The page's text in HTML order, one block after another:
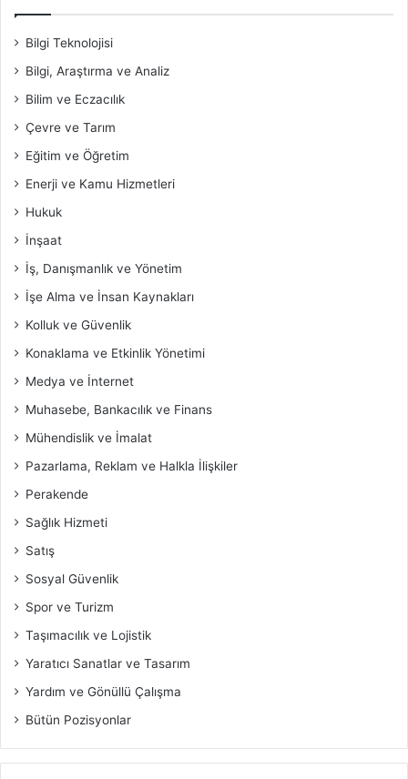
Bilgi Teknolojisi
Bilgi, Araştırma ve Analiz
Bilim ve Eczacılık
Çevre ve Tarım
Eğitim ve Öğretim
Enerji ve Kamu Hizmetleri
Hukuk
İnşaat
İş, Danışmanlık ve Yönetim
İşe Alma ve İnsan Kaynakları
Kolluk ve Güvenlik
Konaklama ve Etkinlik Yönetimi
Medya ve İnternet
Muhasebe, Bankacılık ve Finans
Mühendislik ve İmalat
Pazarlama, Reklam ve Halkla İlişkiler
Perakende
Sağlık Hizmeti
Satış
Sosyal Güvenlik
Spor ve Turizm
Taşımacılık ve Lojistik
Yaratıcı Sanatlar ve Tasarım
Yardım ve Gönüllü Çalışma
Bütün Pozisyonlar